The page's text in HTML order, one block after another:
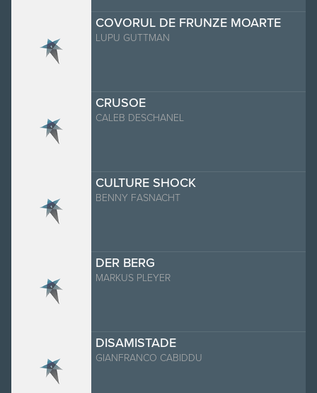
COVORUL DE FRUNZE MOARTE
LUPU GUTTMAN
CRUSOE
CALEB DESCHANEL
CULTURE SHOCK
BENNY FASNACHT
DER BERG
MARKUS PLEYER
DISAMISTADE
GIANFRANCO CABIDDU